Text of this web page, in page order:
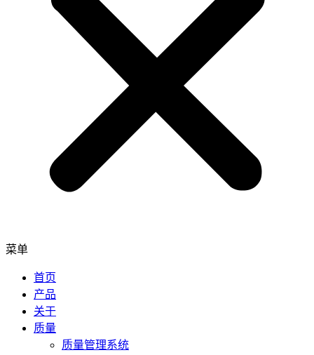
菜单
首页
产品
关于
质量
质量管理系统